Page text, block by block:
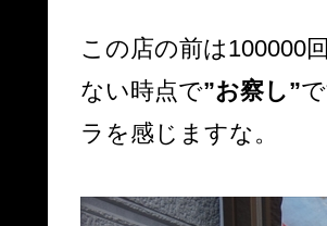
この店の前は100000
ない時点で”お察し”
ラを感じますな。